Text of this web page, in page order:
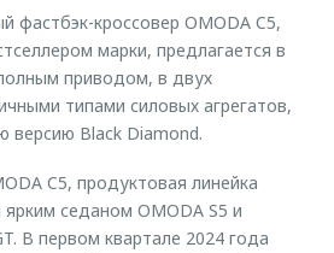
фастбэк-кроссовер OMODA C5,
марки, предлагается в
приводом, в двух
типами силовых агрегатов,
версию Black Diamond.
C5, продуктовая линейка
седаном OMODA S5 и
В первом квартале 2024 года